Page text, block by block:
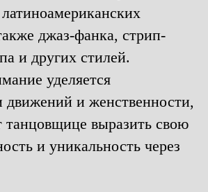
джаз-фанка, стрип-
и других стилей.
уделяется
движений и женственности,
танцовщице выразить свою
и уникальность через